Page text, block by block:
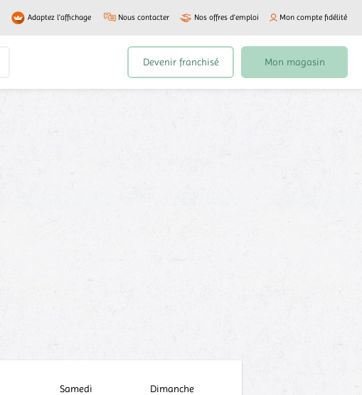
Adaptez l'affichage Nous contacter Nos offres d’emploi Mon compte fidélité
Devenir franchisé Mon magasin
Samedi
Dimanche